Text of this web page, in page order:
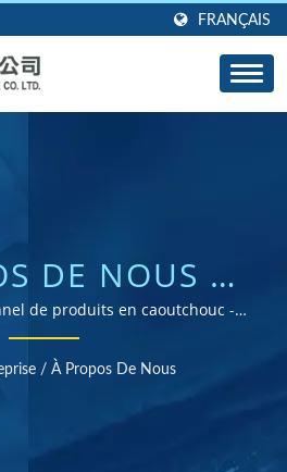
FRANÇAIS
DE NOUS |
JOINTS ET
EN
SUR
- CONÇUS
de produits en caoutchouc -
Co. Ltd | Fournisseur de
certifiées ISO et RoHS
/ À Propos De Nous